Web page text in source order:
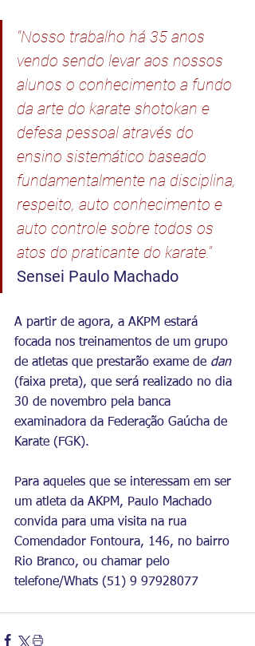
"Nosso trabalho há 35 anos
vendo sendo levar aos nossos
alunos o conhecimento a fundo
da arte do karate shotokan e
defesa pessoal através do
ensino sistemático baseado
fundamentalmente na disciplina,
respeito, auto conhecimento e
auto controle sobre todos os
atos do praticante do karate."
Sensei Paulo Machado
A partir de agora, a AKPM estará
focada nos treinamentos de um grupo
de atletas que prestarão exame de dan
(faixa preta), que será realizado no dia
30 de novembro pela banca
examinadora da Federação Gaúcha de
Karate (FGK).
Para aqueles que se interessam em ser
um atleta da AKPM, Paulo Machado
convida para uma visita na rua
Comendador Fontoura, 146, no bairro
Rio Branco, ou chamar pelo
telefone/Whats (51) 9 97928077